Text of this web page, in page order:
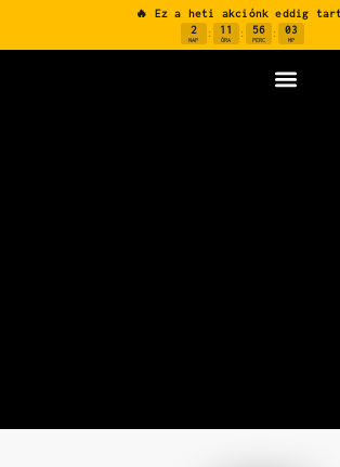
🔥 Ez a heti akciónk eddig
2
NAP
: 11
ÓRA
: 56
PERC
: 02
MP